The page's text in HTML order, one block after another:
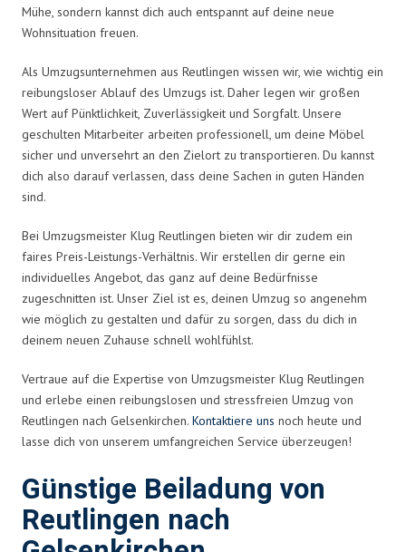
Mühe, sondern kannst dich auch entspannt auf deine neue
Wohnsituation freuen.
Als Umzugsunternehmen aus Reutlingen wissen wir, wie wichtig ein
reibungsloser Ablauf des Umzugs ist. Daher legen wir großen
Wert auf Pünktlichkeit, Zuverlässigkeit und Sorgfalt. Unsere
geschulten Mitarbeiter arbeiten professionell, um deine Möbel
sicher und unversehrt an den Zielort zu transportieren. Du kannst
dich also darauf verlassen, dass deine Sachen in guten Händen
sind.
Bei Umzugsmeister Klug Reutlingen bieten wir dir zudem ein
faires Preis-Leistungs-Verhältnis. Wir erstellen dir gerne ein
individuelles Angebot, das ganz auf deine Bedürfnisse
zugeschnitten ist. Unser Ziel ist es, deinen Umzug so angenehm
wie möglich zu gestalten und dafür zu sorgen, dass du dich in
deinem neuen Zuhause schnell wohlfühlst.
Vertraue auf die Expertise von Umzugsmeister Klug Reutlingen
und erlebe einen reibungslosen und stressfreien Umzug von
Reutlingen nach Gelsenkirchen. Kontaktiere uns noch heute und
lasse dich von unserem umfangreichen Service überzeugen!
Günstige Beiladung von
Reutlingen nach